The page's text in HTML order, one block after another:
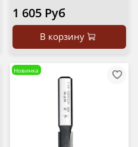
1 605 Руб
В корзину
Новинка